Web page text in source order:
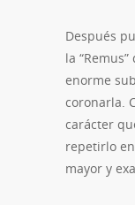
Después
la
enorme
coronarla.
carácter
repetirlo
mayor y